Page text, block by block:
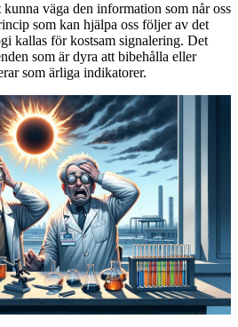
väga den information som når oss
som kan hjälpa oss följer av det
kallas för kostsam signalering. Det
som är dyra att bibehålla eller
som ärliga indikatorer.